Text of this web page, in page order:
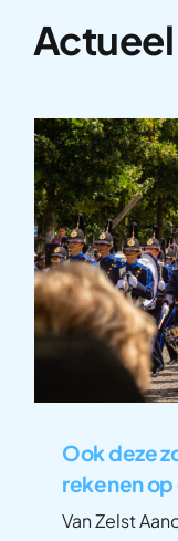
Actueel
Ook deze
rekenen
Van Zelst